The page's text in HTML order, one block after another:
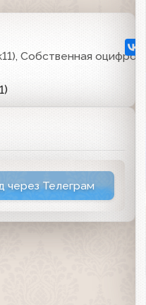
Собственная
через Телеграм